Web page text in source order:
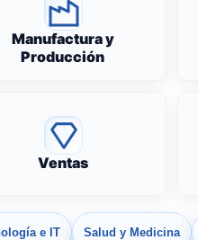
Manufactura y
Producción
Ventas
e IT Salud y Medicina